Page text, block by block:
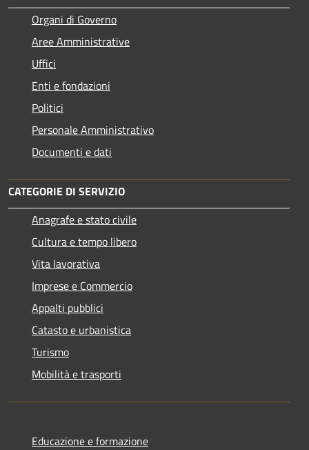
Organi di Governo
Aree Amministrative
Uffici
Enti e fondazioni
Politici
Personale Amministrativo
Documenti e dati
CATEGORIE DI SERVIZIO
Anagrafe e stato civile
Cultura e tempo libero
Vita lavorativa
Imprese e Commercio
Appalti pubblici
Catasto e urbanistica
Turismo
Mobilità e trasporti
Educazione e formazione